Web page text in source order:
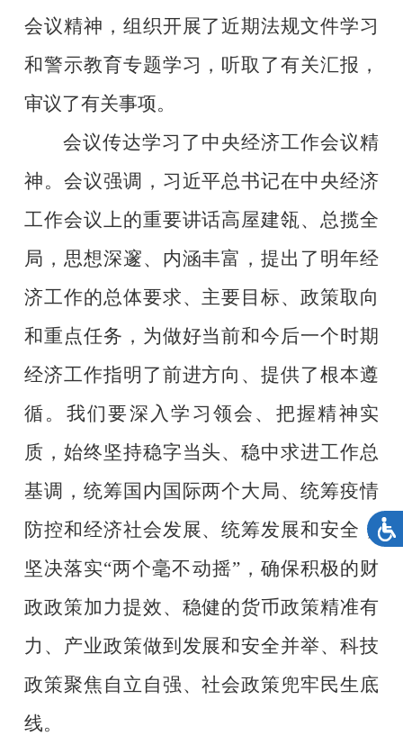
会议精神，组织开展了近期法规文件学习
和警示教育专题学习，听取了有关汇报，
审议了有关事项。
会议传达学习了中央经济工作会议精
神。会议强调，习近平总书记在中央经济
工作会议上的重要讲话高屋建瓴、总揽全
局，思想深邃、内涵丰富，提出了明年经
济工作的总体要求、主要目标、政策取向
和重点任务，为做好当前和今后一个时期
经济工作指明了前进方向、提供了根本遵
循。我们要深入学习领会、把握精神实
质，始终坚持稳字当头、稳中求进工作总
基调，统筹国内国际两个大局、统筹疫情
防控和经济社会发展、统筹发展和安全，
坚决落实“两个毫不动摇”，确保积极的财
政政策加力提效、稳健的货币政策精准有
力、产业政策做到发展和安全并举、科技
政策聚焦自立自强、社会政策兜牢民生底
线。